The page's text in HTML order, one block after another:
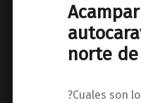
norte
?Cuales son